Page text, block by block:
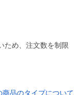
ため、注文数を制限
商品のタイプについて